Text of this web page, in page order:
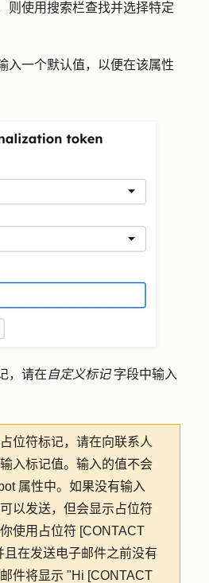
则使用搜索栏查找并选择特定
入一个默认值，以便在该属性
，请在 自定义标记字段中输入
位符标记，请在向联系人
入标记值。输入的值不会
属性中。如果没有输入
以发送，但会显示占位符
使用占位符 [CONTACT
且在发送电子邮件之前没有
件将显示 "Hi [CONTACT